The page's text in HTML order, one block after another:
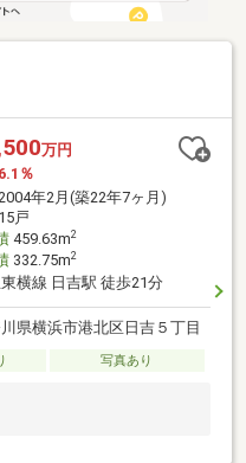
万円
6.1％
年2月(築22年7ヶ月)
戸
459.63m2
332.75m2
横線 日吉駅 徒歩21分
県横浜市港北区日吉５丁目
写真あり